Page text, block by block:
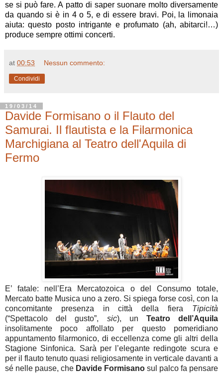
se si può fare. A patto di saper suonare molto diversamente
da quando si è in 4 o 5, e di essere bravi. Poi, la limonaia
aiuta: questo posto intrigante e profumato (ah, abitarci!…)
produce sempre ottimi concerti.
at 00:53 Nessun commento:
Condividi
19/03/14
Davide Formisano o il Flauto del
Samurai. Il flautista e la Filarmonica
Marchigiana al Teatro dell'Aquila di
Fermo
E’ fatale: nell’Era Mercatozoica o del Consumo totale,
Mercato batte Musica uno a zero. Si spiega forse così, con la
concomitante presenza in città della fiera Tipicità
(“Spettacolo del gusto”, sic), un Teatro dell’Aquila
insolitamente poco affollato per questo pomeridiano
appuntamento filarmonico, di eccellenza come gli altri della
Stagione Sinfonica. Sarà per l’elegante redingote scura e
per il flauto tenuto quasi religiosamente in verticale davanti a
sé nelle pause, che Davide Formisano sul palco fa pensare